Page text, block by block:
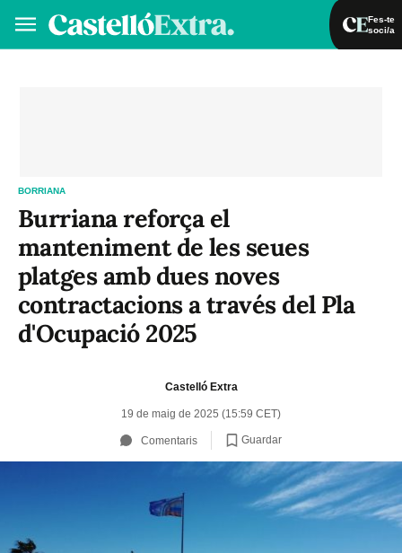
Fes-te
soci/a
BORRIANA
Burriana reforça el
manteniment de les seues
platges amb dues noves
contractacions a través del Pla
d'Ocupació 2025
Castelló Extra
19 de maig de 2025 (15:59 CET)
Comentaris Guardar